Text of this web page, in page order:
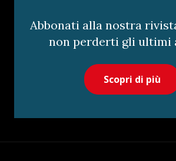
Abbonati alla nostra
non perderti gli ultimi
Scopri di più